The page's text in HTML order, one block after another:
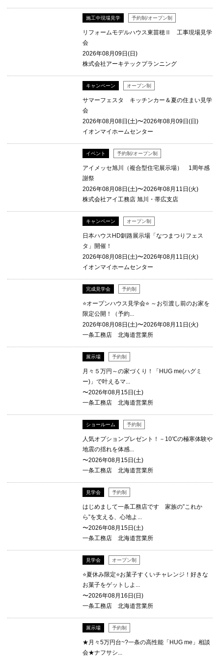
施工中現場見学 予約制/オープン制
リフォームモデルハウス東苗穂Ⅱ 工事現場見学
会
2026年08月09日(日)
株式会社アーキテックプランニング
キャンペーン オープン制
サマーフェスタ キッチンカー＆夏の住まい見学
会
2026年08月08日(土)〜2026年08月09日(日)
イオンマイホームセンター
イベント 予約制/オープン制
アイメッセ旭川（複合型住宅展示場） 1周年感
謝祭
2026年08月08日(土)〜2026年08月11日(火)
株式会社アイ工務店 旭川・帯広支店
キャンペーン オープン制
日本ハウスHD釧路展示場「なつまつりフェス
タ」開催！
2026年08月08日(土)〜2026年08月11日(火)
イオンマイホームセンター
完成見学会 予約制
⭐オープンハウス見学会⭐ ～お引渡し前のお家を
限定公開！（予約...
2026年08月08日(土)〜2026年08月11日(火)
一条工務店 北海道営業所
展示場 予約制
月々５万円～の家づくり！「HUG me(ハグミ
ー)」で叶えるマ...
〜2026年08月15日(土)
一条工務店 北海道営業所
ショールーム 予約制
人気オプションプレゼント！－10℃の極寒体験や
地震の揺れを体感...
〜2026年08月15日(土)
一条工務店 北海道営業所
見学会 予約制
はじめまして一条工務店です 家族の”これか
ら”を支える、心地よ...
〜2026年08月15日(土)
一条工務店 北海道営業所
見学会 オープン制
⭐夏休み限定⭐お菓子すくいチャレンジ！好きな
お菓子をゲットしよ...
〜2026年08月16日(日)
一条工務店 北海道営業所
展示場 予約制
★月々5万円台~?一条の高性能「HUG me」相談
会★ナフサシ...